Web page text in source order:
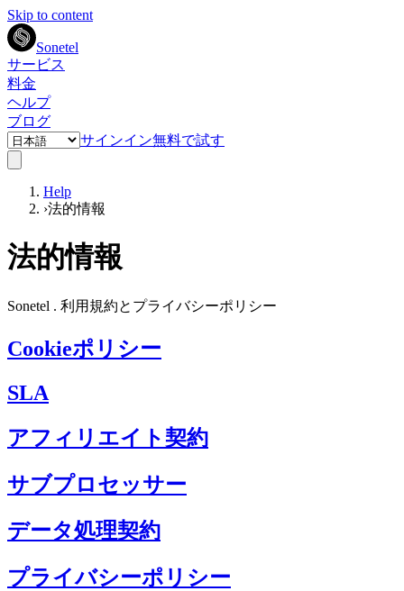
Skip to content
Sonetel
サービス
料金
ヘルプ
ブログ
サインイン無料で試す
Help
›法的情報
法的情報
Sonetel . 利用規約とプライバシーポリシー
Cookieポリシー
SLA
アフィリエイト契約
サブプロセッサー
データ処理契約
プライバシーポリシー